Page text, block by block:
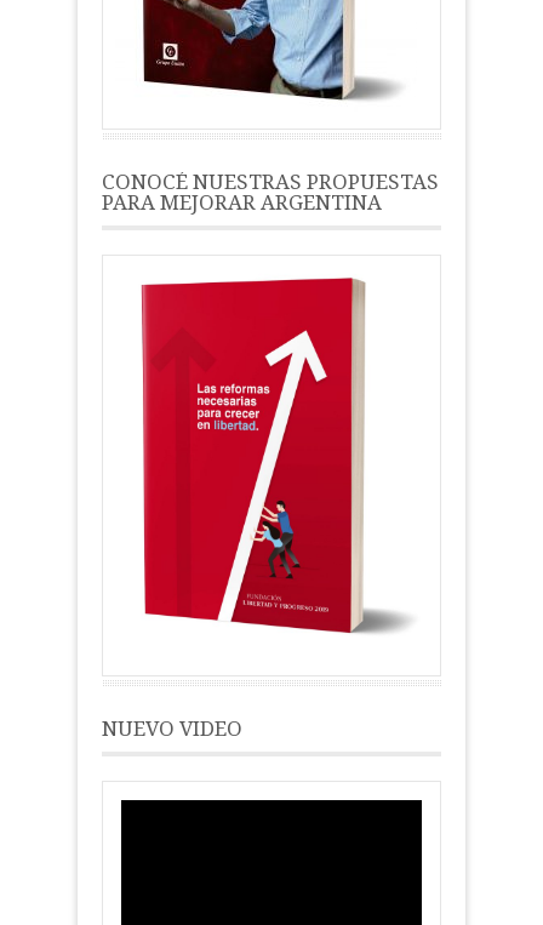
CONOCÉ NUESTRAS PROPUESTAS
PARA MEJORAR ARGENTINA
NUEVO VIDEO